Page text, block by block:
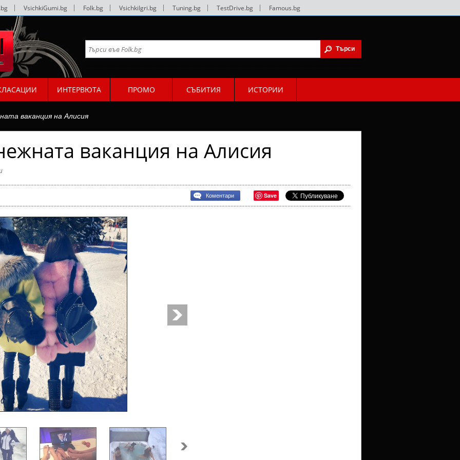
VsichkiGumi.bg Folk.bg VsichkiIgri.bg Tuning.bg TestDrive.bg Famous.bg
ИНТЕРВЮТА ПРОМО СЪБИТИЯ ИСТОРИИ
ваканция на Алисия
ваканция на Алисия
Коментари Save